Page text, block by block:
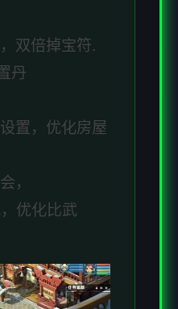
双倍掉宝符.
丹
置，优化房屋
，
优化比武